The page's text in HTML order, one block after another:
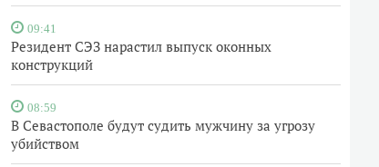
09:41
Резидент СЭЗ нарастил выпуск оконных
конструкций
08:59
В Севастополе будут судить мужчину за угрозу
убийством